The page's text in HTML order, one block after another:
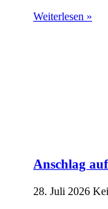
Weiterlesen »
Anschlag
28. Juli 2026